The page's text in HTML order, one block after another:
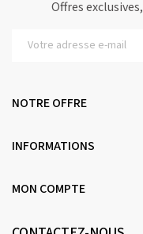
Offres
NOTRE OFFRE
INFORMATIONS
MON COMPTE